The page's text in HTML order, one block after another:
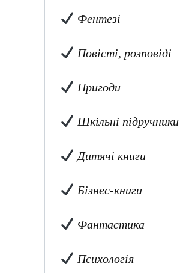
Фентезі
Повісті, розповіді
Пригоди
Шкільні підручники
Дитячі книги
Бізнес-книги
Фантастика
Психологія